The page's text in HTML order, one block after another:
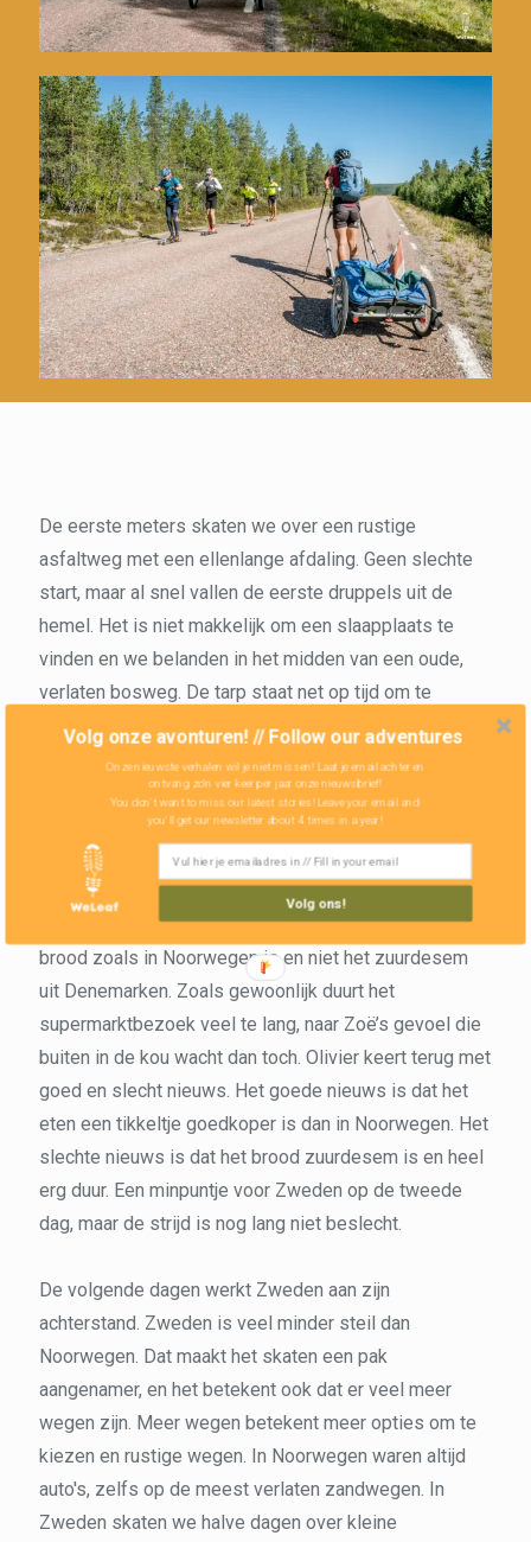
De eerste meters skaten we over een rustige
asfaltweg met een ellenlange afdaling. Geen slechte
start, maar al snel vallen de eerste druppels uit de
hemel. Het is niet makkelijk om een slaapplaats te
vinden en we belanden in het midden van een oude,
verlaten bosweg. De tarp staat net op tijd om te
schuilen voor een stevige regenbui. Ook
Noorwegen
begon met regen en natte voeten, dus deze slag blijft
onbeslist. De volgende dag skaten we tot het eerste
echte dorp in Zweden. Olivier kijkt al uit naar zijn
favoriete activiteit in een nieuw land, de supermarkt
verkennen. We zijn erg benieuwd naar de prijzen want
Noorwegen was peperduur. Zoë hoopt vooral dat het
brood zoals in Noorwegen is en niet het zuurdesem
uit Denemarken. Zoals gewoonlijk duurt het
supermarktbezoek veel te lang, naar Zoë’s gevoel die
buiten in de kou wacht dan toch. Olivier keert terug met
goed en slecht nieuws. Het goede nieuws is dat het
eten een tikkeltje goedkoper is dan in Noorwegen. Het
slechte nieuws is dat het brood zuurdesem is en heel
erg duur. Een minpuntje voor Zweden op de tweede
dag, maar de strijd is nog lang niet beslecht.
De volgende dagen werkt Zweden aan zijn
achterstand. Zweden is veel minder steil dan
Noorwegen. Dat maakt het skaten een pak
aangenamer, en het betekent ook dat er veel meer
wegen zijn. Meer wegen betekent meer opties om te
kiezen en rustige wegen. In Noorwegen waren altijd
auto's, zelfs op de meest verlaten zandwegen. In
Zweden skaten we halve dagen over kleine
Volg onze avonturen! // Follow our adventures
Onze nieuwste verhalen wil je niet missen! Laat je email achter en
ontvang zo'n vier keer per jaar onze nieuwsbrief!
Volg ons!
You don't want to miss our latest stories! Leave your email and
you'll get our newsletter about 4 times in a year!